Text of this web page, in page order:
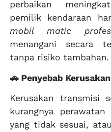
perbaikan
pemilik kendaraan
mobil matic
menangani secara
tanpa risiko tambahan.
🚗 Penyebab
Kerusakan transmisi
kurangnya
yang tidak sesuai,